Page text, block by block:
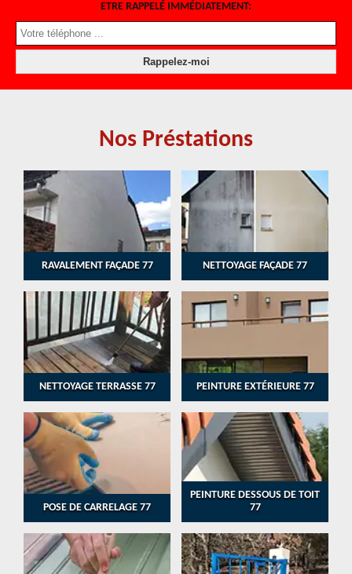
ETRE RAPPELÉ IMMÉDIATEMENT:
Nos Préstations
RAVALEMENT FAÇADE 77 NETTOYAGE FAÇADE 77
NETTOYAGE TERRASSE 77 PEINTURE EXTÉRIEURE 77
POSE DE CARRELAGE 77
PEINTURE DESSOUS DE TOIT
77